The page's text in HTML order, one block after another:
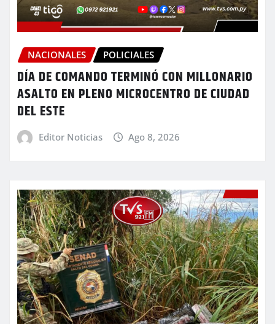
NACIONALES POLICIALES
DÍA DE COMANDO TERMINÓ CON MILLONARIO
ASALTO EN PLENO MICROCENTRO DE CIUDAD
DEL ESTE
Editor Noticias Ago 8, 2026